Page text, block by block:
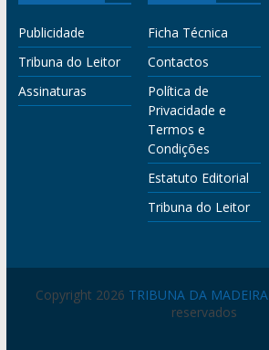
Publicidade
Tribuna do Leitor
Assinaturas
Ficha Técnica
Contactos
Política de
Privacidade e
Termos e
Condições
Estatuto Editorial
Tribuna do Leitor
Copyright 2026 TRIBUNA DA MADEIRA
reservados